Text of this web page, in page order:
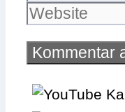
Mail-
Website